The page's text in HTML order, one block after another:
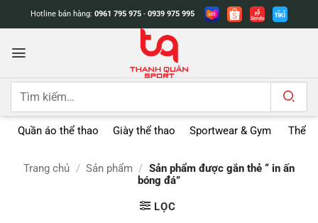
dung
Hotline bán hàng: 0961 795 975 - 0939 975 995
Tìm
Quần áo thể thao Giày thể thao Sportwear & Gym Thể
Trang chủ / Sản phẩm / Sản phẩm được gắn thẻ “ in ấn
bóng đá”
LỌC